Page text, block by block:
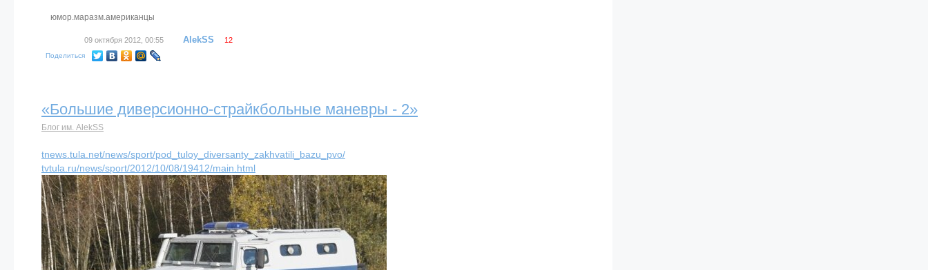
юмор.маразм.американцы
09 октября 2012, 00:55 AlekSS 12
Поделиться
«Большие диверсионно-страйкбольные маневры - 2»
Блог им. AlekSS
tnews.tula.net/news/sport/pod_tuloy_diversanty_zakhvatili_bazu_pvo/
tvtula.ru/news/sport/2012/10/08/19412/main.html